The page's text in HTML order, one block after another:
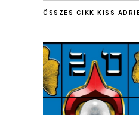
ÖSSZES CIKK KISS